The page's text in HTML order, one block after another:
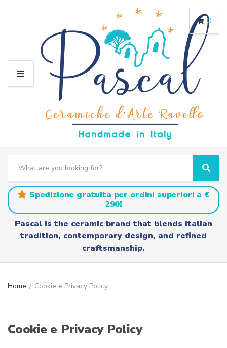
M
a
t
g
a
r
c
h
S
e
a
r
c
h
Spedizione gratuita per ordini superiori a €
290!
Pascal is the ceramic brand that blends Italian
tradition, contemporary design, and refined
craftsmanship.
0
Home / Cookie e Privacy Policy
Cookie e Privacy Policy